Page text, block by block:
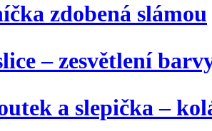
zdobená slámou
– zesvětlení
a slepička –